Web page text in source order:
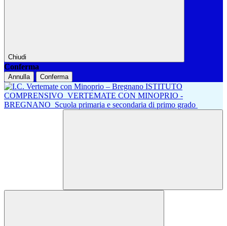
Chiudi
Conferma
Annulla Conferma
ISTITUTO
COMPRENSIVO VERTEMATE CON MINOPRIO -
BREGNANO Scuola primaria e secondaria di primo grado